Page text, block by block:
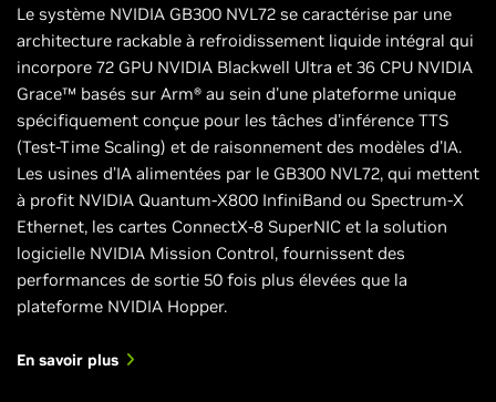
Le système NVIDIA GB300 NVL72 se caractérise par une
architecture rackable à refroidissement liquide intégral qui
incorpore 72 GPU NVIDIA Blackwell Ultra et 36 CPU NVIDIA
Grace™ basés sur Arm® au sein d'une plateforme unique
spécifiquement conçue pour les tâches d'inférence TTS
(Test-Time Scaling) et de raisonnement des modèles d'IA.
Les usines d’IA alimentées par le GB300 NVL72, qui mettent
à profit NVIDIA Quantum-X800 InfiniBand ou Spectrum-X
Ethernet, les cartes ConnectX-8 SuperNIC et la solution
logicielle NVIDIA Mission Control, fournissent des
performances de sortie 50 fois plus élevées que la
plateforme NVIDIA Hopper.
En savoir plus